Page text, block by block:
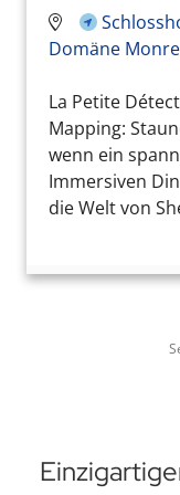
Domäne
La Petite
Mapping:
wenn ein
Immersiven
die Welt von